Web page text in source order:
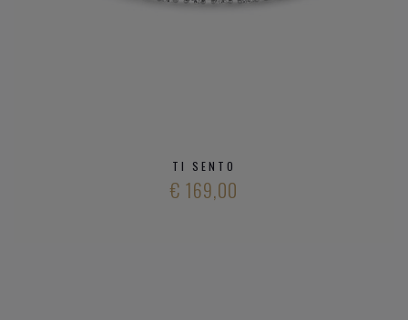
TI SENTO
€ 169,00